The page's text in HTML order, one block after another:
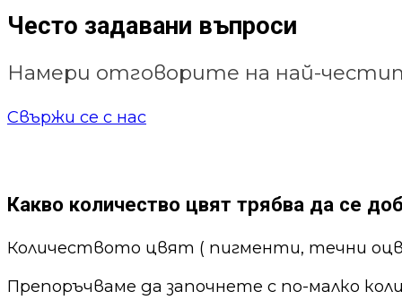
Често задавани въпроси
Намери отговорите на най-
Свържи се с нас
Какво количество цвят трябва да се
Количеството цвят ( пигменти, течни
Препоръчваме да започнете с по-малко